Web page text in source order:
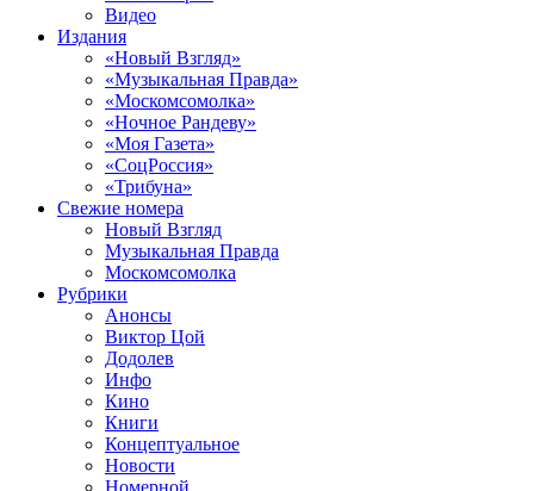
Видео
Издания
«Новый Взгляд»
«Музыкальная Правда»
«Москомсомолка»
«Ночное Рандеву»
«Моя Газета»
«СоцРоссия»
«Трибуна»
Свежие номера
Новый Взгляд
Музыкальная Правда
Москомсомолка
Рубрики
Анонсы
Виктор Цой
Додолев
Инфо
Кино
Книги
Концептуальное
Новости
Номерной